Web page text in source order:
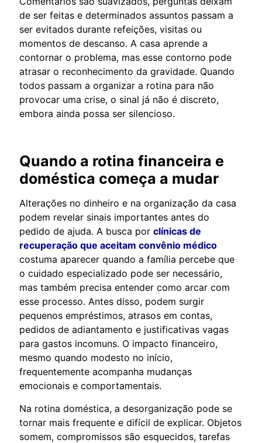
de ser feitas e determinados assuntos passam a
ser evitados durante refeições, visitas ou
momentos de descanso. A casa aprende a
contornar o problema, mas esse contorno pode
atrasar o reconhecimento da gravidade. Quando
todos passam a organizar a rotina para não
provocar uma crise, o sinal já não é discreto,
embora ainda possa ser silencioso.
Quando a rotina financeira e
doméstica começa a mudar
Alterações no dinheiro e na organização da casa
podem revelar sinais importantes antes do
pedido de ajuda. A busca por clínicas de
recuperação que aceitam convênio médico
costuma aparecer quando a família percebe que
o cuidado especializado pode ser necessário,
mas também precisa entender como arcar com
esse processo. Antes disso, podem surgir
pequenos empréstimos, atrasos em contas,
pedidos de adiantamento e justificativas vagas
para gastos incomuns. O impacto financeiro,
mesmo quando modesto no início,
frequentemente acompanha mudanças
emocionais e comportamentais.
Na rotina doméstica, a desorganização pode se
tornar mais frequente e difícil de explicar. Objetos
somem, compromissos são esquecidos, tarefas